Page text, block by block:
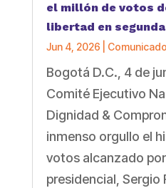
el millón de votos
libertad en
Jun 4, 2026
Bogotá D.C., 4 de
Comité Ejecutivo
Dignidad &
inmenso orgullo el
votos alcanzado
presidencial, Sergio